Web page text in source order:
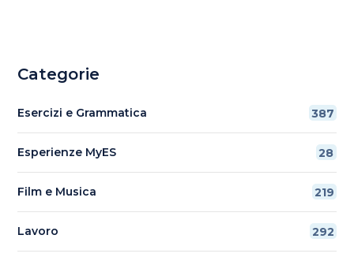
Categorie
Esercizi e Grammatica 387
Esperienze MyES 28
Film e Musica 219
Lavoro 292